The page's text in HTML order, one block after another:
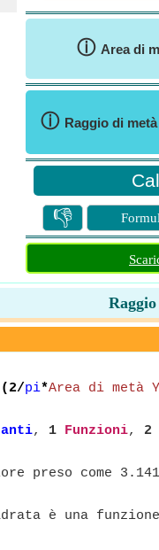
ⓘ Area di
ⓘ Raggio di
👎
(2/pi*Area di metà
, 1 Funzioni, 2
preso come
è una